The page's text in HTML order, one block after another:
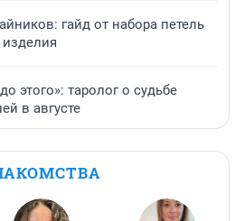
гайд от набора петель
изделия
этого»: таролог о судьбе
в августе